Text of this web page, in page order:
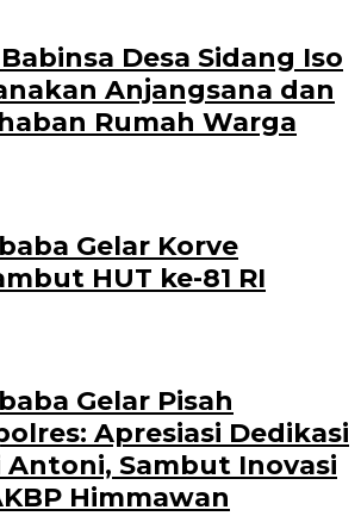
Desa Sidang Iso
Anjangsana dan
Rumah Warga
Gelar Korve
HUT ke-81 RI
Gelar Pisah
Apresiasi Dedikasi
Antoni, Sambut Inovasi
Himmawan